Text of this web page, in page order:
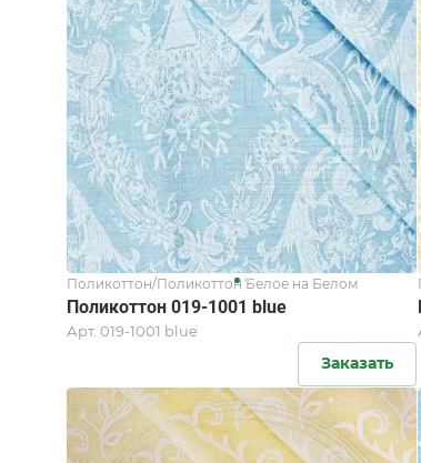
Поликоттон/Поликоттон Белое на Белом
Поликоттон 019-1001 blue
Арт. 019-1001 blue
Заказать